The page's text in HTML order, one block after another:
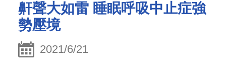
鼾聲大如雷 睡眠呼吸中止症強
勢壓境
2021/6/21